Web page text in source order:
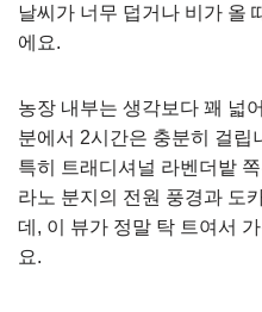
날씨가 너무 덥거나 비가 올
에요.
농장 내부는 생각보다 꽤 넓
분에서 2시간은 충분히 걸립
특히 트래디셔널 라벤더밭
라노 분지의 전원 풍경과 도
데, 이 뷰가 정말 탁 트여서
요.